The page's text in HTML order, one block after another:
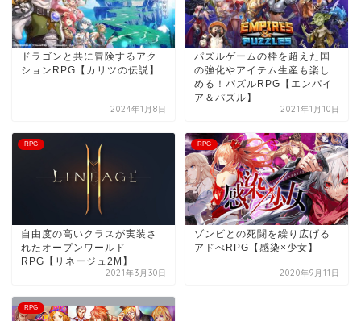
ドラゴンと共に冒険するアク
ションRPG【カリツの伝説】
2024年1月8日
パズルゲームの枠を超えた国
の強化やアイテム生産も楽し
める！パズルRPG【エンパイ
ア＆パズル】
2021年1月10日
RPG
自由度の高いクラスが実装さ
れたオープンワールド
RPG【リネージュ2M】
2021年3月30日
RPG
ゾンビとの死闘を繰り広げる
アドべRPG【感染×少女】
2020年9月11日
RPG